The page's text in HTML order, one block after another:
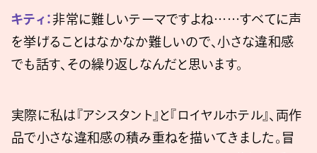
キティ：非常に難しいテーマですよね……すべてに声
を挙げることはなかなか難しいので、小さな違和感
でも話す、その繰り返しなんだと思います。
実際に私は『アシスタント』と『ロイヤルホテル』、両作
品で小さな違和感の積み重ねを描いてきました。冒